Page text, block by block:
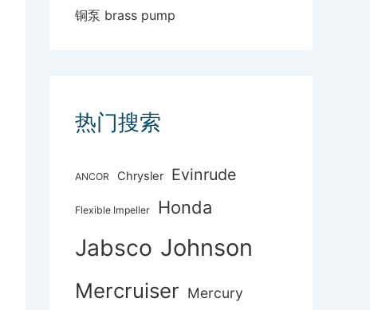
铜泵 brass pump
热门搜索
ANCOR Chrysler Evinrude
Flexible Impeller Honda
Jabsco Johnson
Mercruiser Mercury